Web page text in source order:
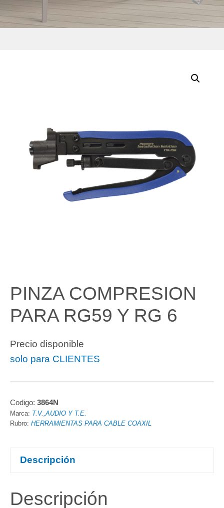
PINZA COMPRESION
PARA RG59 Y RG 6
Precio disponible
solo para CLIENTES
Codigo: 3864N
Marca: T.V.,AUDIO Y T.E.
Rubro: HERRAMIENTAS PARA CABLE COAXIL
Descripción
Descripción